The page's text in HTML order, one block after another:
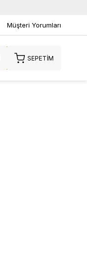
Müşteri Yorumları
SEPETIM